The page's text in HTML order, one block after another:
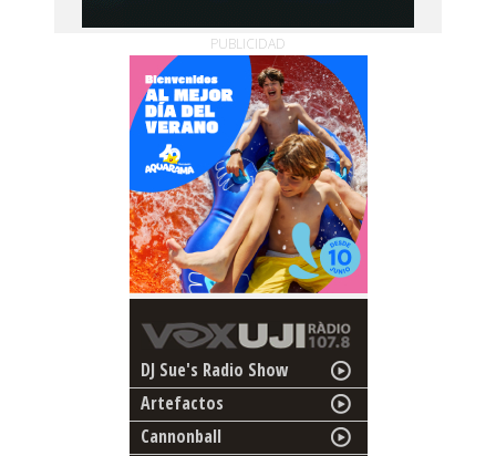
PUBLICIDAD
DJ Sue's Radio Show
Artefactos
Cannonball